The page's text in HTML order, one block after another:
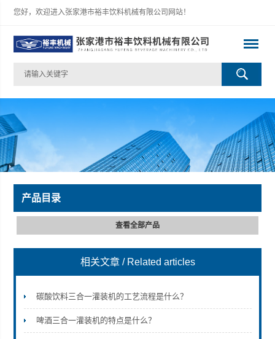
您好，欢迎进入张家港市裕丰饮料机械有限公司网站！
张家港市裕丰饮料机械有限公司
产品目录
查看全部产品
相关文章 / Related articles
碳酸饮料三合一灌装机的工艺流程是什么？
啤酒三合一灌装机的特点是什么？